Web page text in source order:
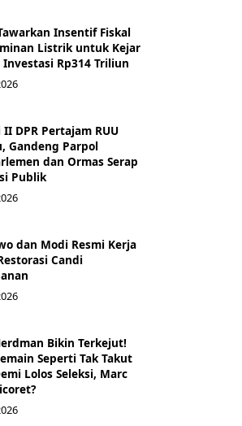
Insentif Fiskal
Listrik untuk Kejar
Rp314 Triliun
II DPR Pertajam RUU
Gandeng Parpol
dan Ormas Serap
Publik
dan Modi Resmi Kerja
Candi
Bikin Terkejut!
Seperti Tak Takut
Lolos Seleksi, Marc